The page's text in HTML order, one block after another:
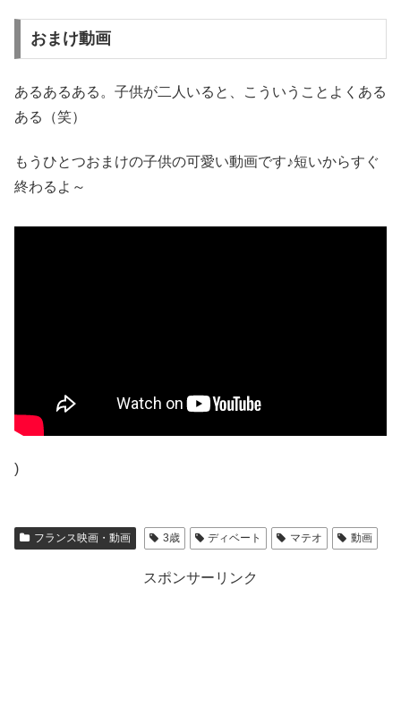
おまけ動画
あるあるある。子供が二人いると、こういうことよくある
ある（笑）
もうひとつおまけの子供の可愛い動画です♪短いからすぐ
終わるよ～
)
フランス映画・動画 3歳 ディベート マテオ 動画
スポンサーリンク